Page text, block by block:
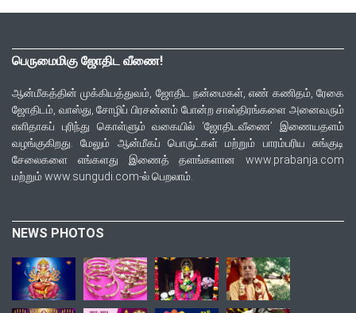
பெருமைமிகு ஜோதிட வீணை!
ஆன்மீகத்தின் முக்கியத்துவம், ஜோதிட நன்மைகள், எண் கணிதம், ரேகை
ஜோதிடம், வாஸ்து, சோழிப் பிரசன்னம் போன்ற சாஸ்திரங்களை அனைவரும்
எளிதாகப் புரிந்து கொள்ளும் வகையில் ‘ஜோதிடவீணை’ இணையதளம்
வழங்குகிறது. மேலும் ஆன்மீகப் பொருட்கள் மற்றும் பாரம்பரிய சுங்குடி
சேலைகளை எங்களது இணைத் தளங்களான www.prabanja.com
மற்றும் www.sungudi.com-ல் பெறலாம்.
NEWS PHOTOS